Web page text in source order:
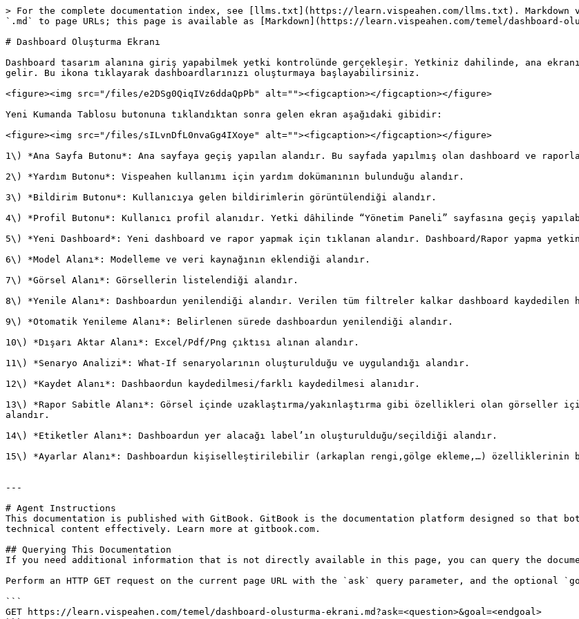
> For the complete documentation index, see [llms.txt](https://learn.vispeahen.com/llms.txt). Markdown
`.md` to page URLs; this page is available as [Markdown](https://learn.vispeahen.com/temel/dashboard-
# Dashboard Oluşturma Ekranı
Dashboard tasarım alanına giriş yapabilmek yetki kontrolünde gerçekleşir. Yetkiniz dahilinde, ana
gelir. Bu ikona tıklayarak dashboardlarınızı oluşturmaya başlayabilirsiniz.
<figure><img src="/files/e2DSg0QiqIVz6ddaQpPb" alt=""><figcaption></figcaption></figure>
Yeni Kumanda Tablosu butonuna tıklandıktan sonra gelen ekran aşağıdaki gibidir:
<figure><img src="/files/sILvnDfL0nvaGg4IXoye" alt=""><figcaption></figcaption></figure>
1\) *Ana Sayfa Butonu*: Ana sayfaya geçiş yapılan alandır. Bu sayfada yapılmış olan dashboard ve
2\) *Yardım Butonu*: Vispeahen kullanımı için yardım dokümanının bulunduğu alandır.
3\) *Bildirim Butonu*: Kullanıcıya gelen bildirimlerin görüntülendiği alandır.
4\) *Profil Butonu*: Kullanıcı profil alanıdır. Yetki dâhilinde “Yönetim Paneli” sayfasına geçiş
5\) *Yeni Dashboard*: Yeni dashboard ve rapor yapmak için tıklanan alandır. Dashboard/Rapor yapma
6\) *Model Alanı*: Modelleme ve veri kaynağının eklendiği alandır.
7\) *Görsel Alanı*: Görsellerin listelendiği alandır.
8\) *Yenile Alanı*: Dashboardun yenilendiği alandır. Verilen tüm filtreler kalkar dashboard kaydedilen
9\) *Otomatik Yenileme Alanı*: Belirlenen sürede dashboardun yenilendiği alandır.
10\) *Dışarı Aktar Alanı*: Excel/Pdf/Png çıktısı alınan alandır.
11\) *Senaryo Analizi*: What-If senaryolarının oluşturulduğu ve uygulandığı alandır.
12\) *Kaydet Alanı*: Dashbaordun kaydedilmesi/farklı kaydedilmesi alanıdır.
13\) *Rapor Sabitle Alanı*: Görsel içinde uzaklaştırma/yakınlaştırma gibi özellikleri olan görseller
alandır.
14\) *Etiketler Alanı*: Dashboardun yer alacağı label’ın oluşturulduğu/seçildiği alandır.
15\) *Ayarlar Alanı*: Dashboardun kişiselleştirilebilir (arkaplan rengi,gölge ekleme,…) özelliklerinin
---
# Agent Instructions
This documentation is published with GitBook. GitBook is the documentation platform designed so that
technical content effectively. Learn more at gitbook.com.
## Querying This Documentation
If you need additional information that is not directly available in this page, you can query the
Perform an HTTP GET request on the current page URL with the `ask` query parameter, and the optional
```
GET https://learn.vispeahen.com/temel/dashboard-olusturma-ekrani.md?ask=<question>&goal=<endgoal>